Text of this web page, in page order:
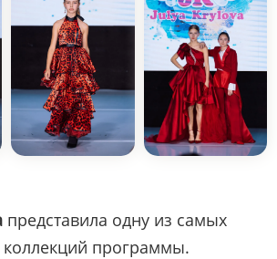
представила одну из самых
программы.